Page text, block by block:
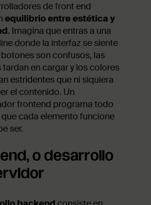
de front end
equilibrio entre estética y
. Imagina que entras a una
donde la interfaz se siente
son confusos, las
tardan en cargar y los colores
estridentes que ni siquiera
el contenido. Un
frontend programa todo
cada elemento funcione
ser.
o desarrollo